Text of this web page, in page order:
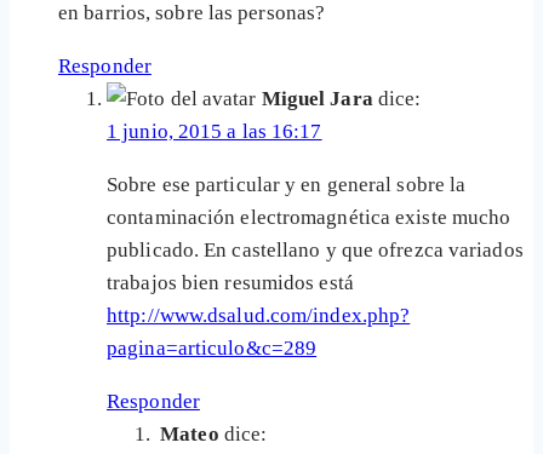
en barrios, sobre las personas?
Responder
Miguel Jara dice:
1 junio, 2015 a las 16:17
Sobre ese particular y en general sobre la
contaminación electromagnética existe mucho
publicado. En castellano y que ofrezca variados
trabajos bien resumidos está
http://www.dsalud.com/index.php?
pagina=articulo&c=289
Responder
Mateo dice: